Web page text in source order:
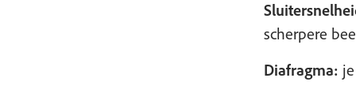
scherpere
Diafragma: